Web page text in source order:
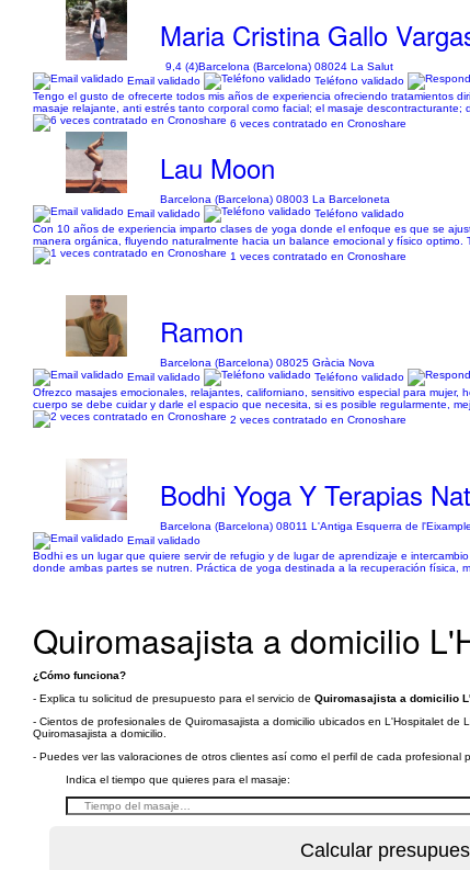
Maria Cristina Gallo
9,4 (4)Barcelona (Barcelona) 08024 La Salut
Email validado
Teléfono validado
Tengo el gusto de ofrecerte todos mis años de experiencia ofreciendo tratamientos
masaje relajante, anti estrés tanto corporal como facial; el masaje
6 veces contratado en Cronoshare
Lau Moon
Barcelona (Barcelona) 08003 La Barceloneta
Email validado
Teléfono validado
Con 10 años de experiencia imparto clases de yoga donde el enfoque es que se
manera orgánica, fluyendo naturalmente hacia un balance emocional y físico
1 veces contratado en Cronoshare
Ramon
Barcelona (Barcelona) 08025 Gràcia Nova
Email validado
Teléfono validado
Ofrezco masajes emocionales, relajantes, californiano, sensitivo especial para
cuerpo se debe cuidar y darle el espacio que necesita, si es posible regularmente,
2 veces contratado en Cronoshare
Bodhi Yoga Y Terapias
Barcelona (Barcelona) 08011 L'Antiga Esquerra de l'Eixample
Email validado
Bodhi es un lugar que quiere servir de refugio y de lugar de aprendizaje e
donde ambas partes se nutren. Práctica de yoga destinada a la recuperación física,
Quiromasajista a domicilio
¿Cómo funciona?
- Explica tu solicitud de presupuesto para el servicio de Quiromasajista a domicilio
- Cientos de profesionales de Quiromasajista a domicilio ubicados en L'Hospitalet
Quiromasajista a domicilio.
- Puedes ver las valoraciones de otros clientes así como el perfil de cada profesional
Indica el tiempo que quieres para el masaje: